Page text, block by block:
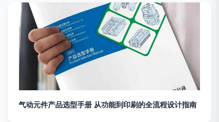
气动元件产品选型手册 从功能到印刷的全流程设计指南